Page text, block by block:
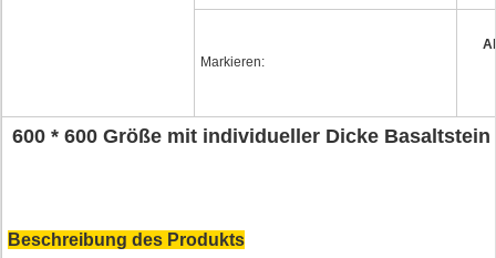
Markieren:
600 * 600 Größe mit individueller Dicke
Beschreibung des Produkts